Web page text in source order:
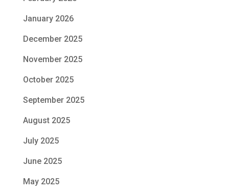
January 2026
December 2025
November 2025
October 2025
September 2025
August 2025
July 2025
June 2025
May 2025